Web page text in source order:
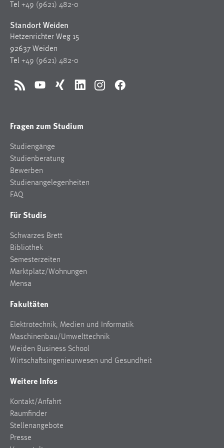
Tel +49 (9621) 482-0
Standort Weiden
Hetzenrichter Weg 15
92637 Weiden
Tel +49 (9621) 482-0
RSS YouTubeXing LinkedInInstagramFacebook
Fragen zum Studium
Studiengänge
Studienberatung
Bewerben
Studienangelegenheiten
FAQ
Für Studis
Schwarzes Brett
Bibliothek
Semesterzeiten
Marktplatz/Wohnungen
Mensa
Fakultäten
Elektrotechnik, Medien und Informatik
Maschinenbau/Umwelttechnik
Weiden Business School
Wirtschaftsingenieurwesen und Gesundheit
Weitere Infos
Kontakt/Anfahrt
Raumfinder
Stellenangebote
Presse
Zweck:
einloggen zu können.
Cookie Laufzeit:
24 Stunden
Diese Informationen helfen uns zu verstehen, wie
Matomo
Name:
Zweck:
Cookie Laufzeit:
Marketing Cookies werden von Drittanbietern
verwendet, um personalisierte Werbung anzuzeigen.
Sie tun dies, indem sie Besucher über Websites
hinweg verfolgen.
_gcl_au
Anbieter:
Google Ireland Limited